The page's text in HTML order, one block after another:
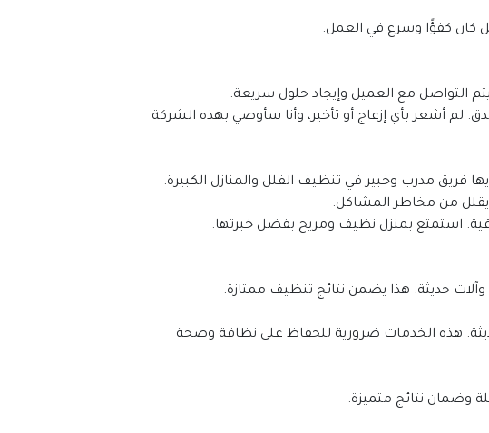
كان كفؤًا وسرع في العمل.
التواصل مع العميل وإيجاد حلول سريعة.
فريق مدرب وخبير في تنظيف الفلل والمنازل الكبيرة.
من مخاطر المشاكل.
استمتع بمنزل نظيف ومريح بفضل خبرتها.
حديثة. هذا يضمن نتائج تنظيف ممتازة.
وضمان نتائج متميزة.